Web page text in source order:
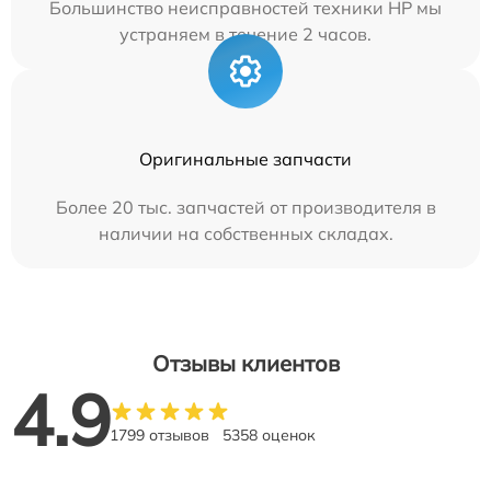
Большинство неисправностей техники HP мы
устраняем в течение 2 часов.
Оригинальные запчасти
Более 20 тыс. запчастей от производителя в
наличии на собственных складах.
Отзывы клиентов
4.91799 отзывов 5358 оценок